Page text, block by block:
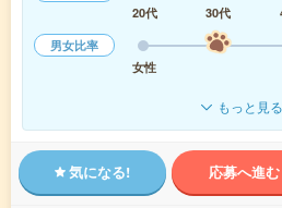
20代
30代
男女比率
女性
もっと見る
気になる! 応募へ進む